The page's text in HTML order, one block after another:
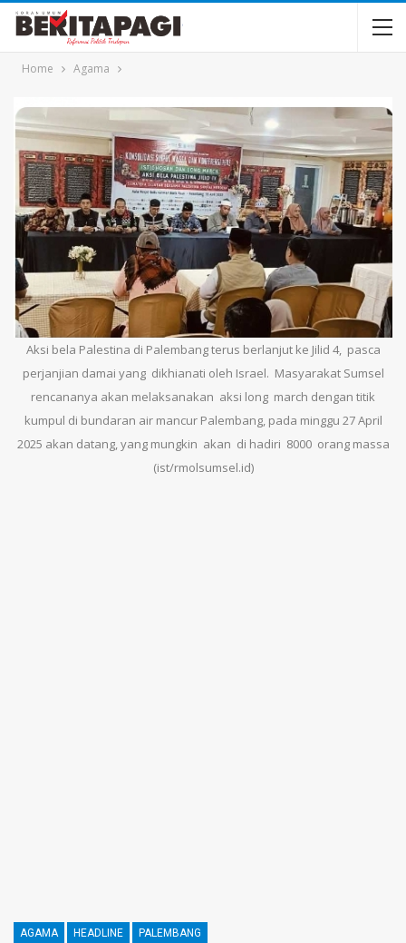
Home Agama
Aksi bela Palestina di Palembang terus berlanjut ke Jilid 4, pasca
perjanjian damai yang dikhianati oleh Israel. Masyarakat Sumsel
rencananya akan melaksanakan aksi long march dengan titik
kumpul di bundaran air mancur Palembang, pada minggu 27 April
2025 akan datang, yang mungkin akan di hadiri 8000 orang massa
(ist/rmolsumsel.id)
AGAMA HEADLINE PALEMBANG